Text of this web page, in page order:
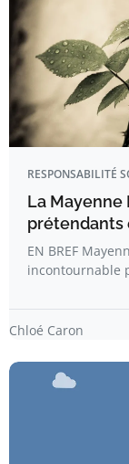
RESPONSABILITÉ
La Mayenne
prétendants
EN BREF
incontournable
Chloé Caron